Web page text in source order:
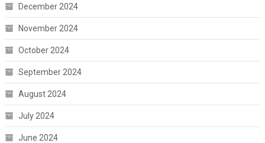
December 2024
November 2024
October 2024
September 2024
August 2024
July 2024
June 2024